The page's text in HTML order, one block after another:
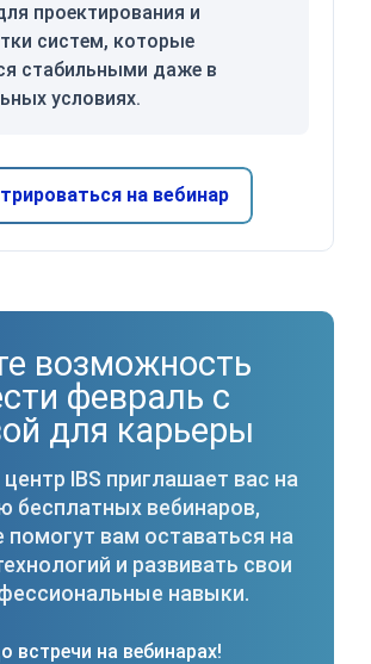
проектирования и
систем, которые
стабильными даже в
условиях.
на вебинар
возможность
февраль с
для карьеры
IBS приглашает вас на
бесплатных вебинаров,
помогут вам оставаться на
и развивать свои
навыки.
встречи на вебинарах!